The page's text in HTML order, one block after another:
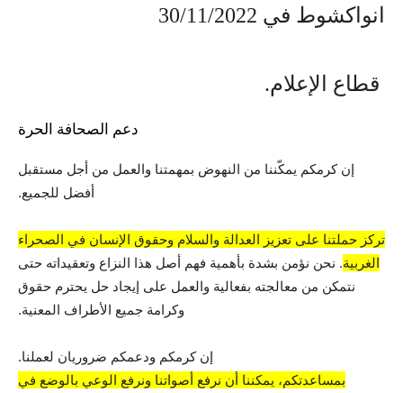
انواكشوط في 30/11/2022
قطاع الإعلام.
دعم الصحافة الحرة
إن كرمكم يمكّننا من النهوض بمهمتنا والعمل من أجل مستقبل
أفضل للجميع.
تركز حملتنا على تعزيز العدالة والسلام وحقوق الإنسان في الصحراء
الغربية. نحن نؤمن بشدة بأهمية فهم أصل هذا النزاع وتعقيداته حتى
نتمكن من معالجته بفعالية والعمل على إيجاد حل يحترم حقوق
وكرامة جميع الأطراف المعنية.
إن كرمكم ودعمكم ضروريان لعملنا.
بمساعدتكم، يمكننا أن نرفع أصواتنا ونرفع الوعي بالوضع في